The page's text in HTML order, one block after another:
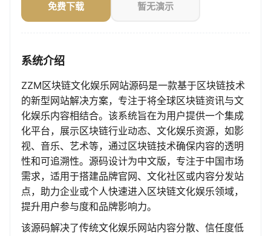
免费下载 暂无演示
系统介绍
ZZM区块链文化娱乐网站源码是一款基于区块链技术
的新型网站解决方案，专注于将全球区块链资讯与文
化娱乐内容相结合。该系统旨在为用户提供一个集成
化平台，展示区块链行业动态、文化娱乐资源，如影
视、音乐、艺术等，通过区块链技术确保内容的透明
性和可追溯性。源码设计为中文版，专注于中国市场
需求，适用于搭建品牌官网、文化社区或内容分发站
点，助力企业或个人快速进入区块链文化娱乐领域，
提升用户参与度和品牌影响力。
该源码解决了传统文化娱乐网站内容分散、信任度低